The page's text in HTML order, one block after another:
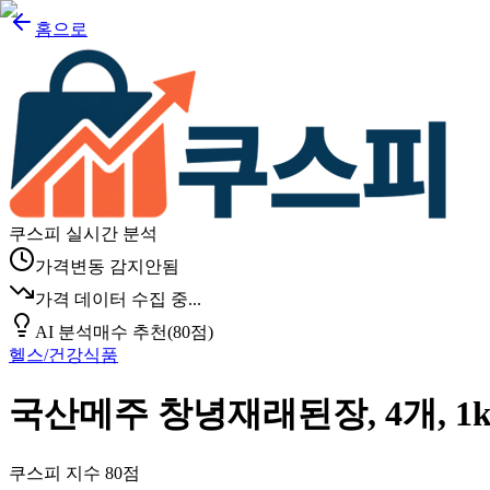
홈으로
쿠스피 실시간 분석
가격변동 감지안됨
가격 데이터 수집 중...
AI 분석매수 추천(80점)
헬스/건강식품
국산메주 창녕재래된장, 4개,
쿠스피 지수 80점